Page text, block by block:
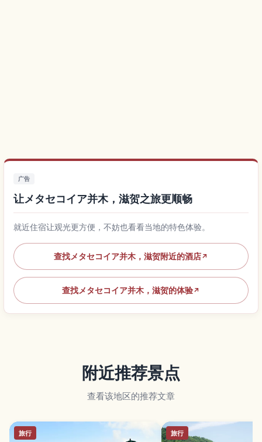
广告
让メタセコイア并木，滋贺之旅更顺畅
就近住宿让观光更方便，不妨也看看当地的特色体验。
查找メタセコイア并木，滋贺附近的酒店↗
查找メタセコイア并木，滋贺的体验↗
附近推荐景点
查看该地区的推荐文章
旅行 旅行